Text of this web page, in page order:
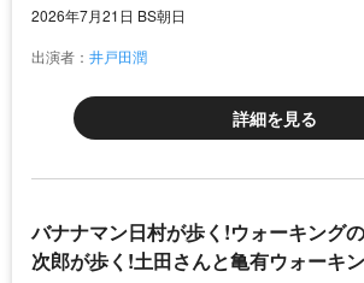
2026年7月21日 BS朝日
出演者： 井戸田潤
詳細を見る
バナナマン日村が歩く!ウォーキング
次郎が歩く!土田さんと亀有ウォーキン